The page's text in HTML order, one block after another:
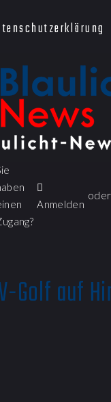
Anmelden
oder
Golf auf